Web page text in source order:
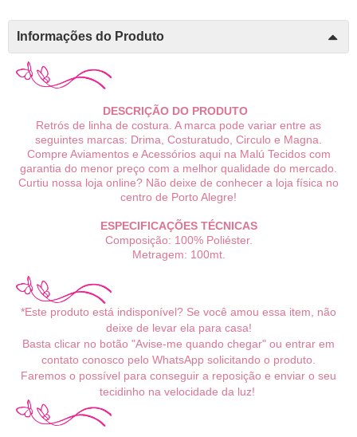
Informações do Produto
DESCRIÇÃO DO PRODUTO
Retrós de linha de costura. A marca pode variar entre as
seguintes marcas: Drima, Costuratudo, Circulo e Magna.
Compre Aviamentos e Acessórios aqui na Malú Tecidos com
garantia do menor preço com a melhor qualidade do mercado.
Curtiu nossa loja online? Não deixe de conhecer a loja física no
centro de Porto Alegre!
ESPECIFICAÇÕES TÉCNICAS
Composição: 100% Poliéster.
Metragem: 100mt.
*Este produto está indisponível? Se você amou essa item, não
deixe de levar ela para casa!
Basta clicar no botão "Avise-me quando chegar" ou entrar em
contato conosco pelo WhatsApp solicitando o produto.
Faremos o possível para conseguir a reposição e enviar o seu
tecidinho na velocidade da luz!